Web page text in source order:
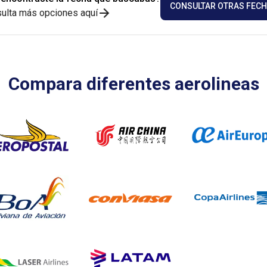
más opciones aquí
CONSULTAR OTRAS
Compara diferentes aerolineas